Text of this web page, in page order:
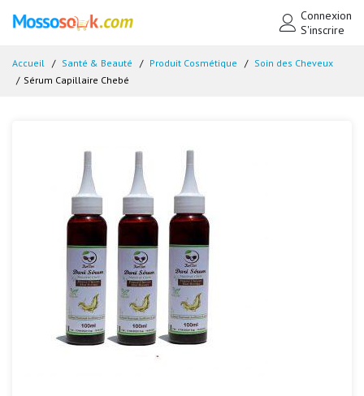
Connexion
S'inscrire
Accueil Santé & Beauté Produit Cosmétique
Soin des Cheveux
Sérum Capillaire Chebé